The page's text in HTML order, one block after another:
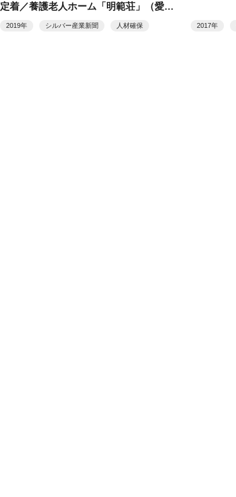
定着／養護老人ホーム「明範荘」（愛西
市）
2019年 シルバー産業新聞 人材確保 2017年